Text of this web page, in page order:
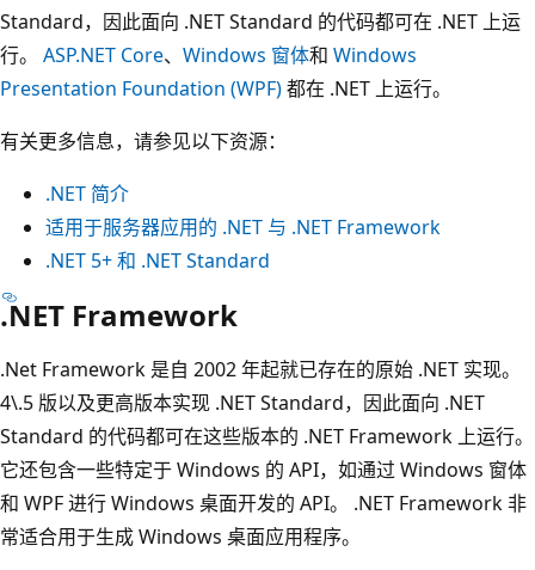
Standard，因此面向 .NET Standard 的代码都可在 .NET 上运
行。 ASP.NET Core、 Windows 窗体和 Windows
Presentation Foundation (WPF)都在 .NET 上运行。
有关更多信息，请参见以下资源：
.NET 简介
适用于服务器应用的 .NET 与 .NET Framework
.NET 5+ 和 .NET Standard
.NET Framework
.Net Framework 是自 2002 年起就已存在的原始 .NET 实现。
4\.5 版以及更高版本实现 .NET Standard，因此面向 .NET
Standard 的代码都可在这些版本的 .NET Framework 上运行。
它还包含一些特定于 Windows 的 API，如通过 Windows 窗体
和 WPF 进行 Windows 桌面开发的 API。 .NET Framework 非
常适合用于生成 Windows 桌面应用程序。